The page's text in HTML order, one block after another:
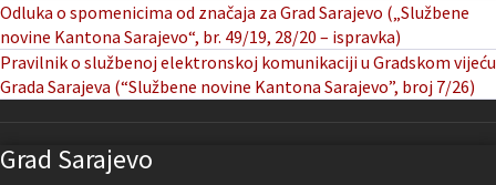
Odluka o spomenicima od značaja za Grad Sarajevo („Službene
novine Kantona Sarajevo“, br. 49/19, 28/20 – ispravka)
Pravilnik o službenoj elektronskoj komunikaciji u Gradskom vijeću
Grada Sarajeva (“Službene novine Kantona Sarajevo”, broj 7/26)
Grad Sarajevo